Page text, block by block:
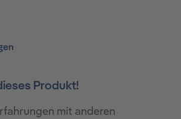
Bewertung von 0 von 5 Sternen
Produkt!
mit anderen